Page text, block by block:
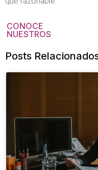
CONOCE
NUESTROS
Posts